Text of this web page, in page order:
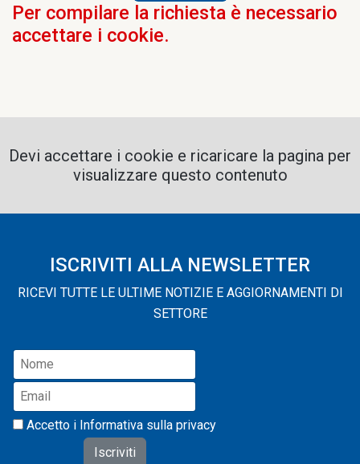
Per compilare la richiesta è necessario
accettare i cookie.
Devi accettare i cookie e ricaricare la pagina per
visualizzare questo contenuto
ISCRIVITI ALLA NEWSLETTER
RICEVI TUTTE LE ULTIME NOTIZIE E AGGIORNAMENTI DI
SETTORE
Accetto i Informativa sulla privacy